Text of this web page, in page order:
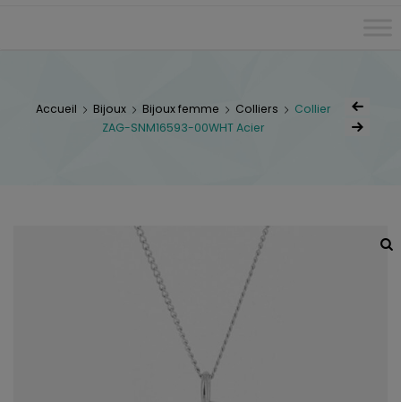
Accueil Bijoux Bijoux femme Colliers
Collier
ZAG-SNM16593-00WHT Acier